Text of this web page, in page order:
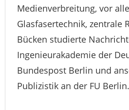
Medienverbreitung, vor
Glasfasertechnik, zentrale
Bücken studierte
Ingenieurakademie der
Bundespost Berlin und
Publizistik an der FU Berlin.